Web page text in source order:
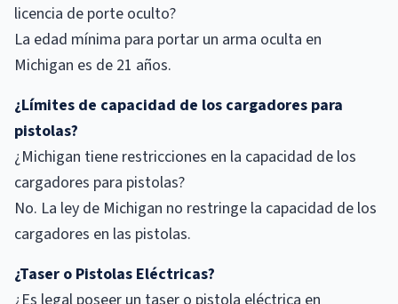
licencia de porte oculto?
La edad mínima para portar un arma oculta en
Michigan es de 21 años.
¿Límites de capacidad de los cargadores para
pistolas?
¿Michigan tiene restricciones en la capacidad de los
cargadores para pistolas?
No. La ley de Michigan no restringe la capacidad de los
cargadores en las pistolas.
¿Taser o Pistolas Eléctricas?